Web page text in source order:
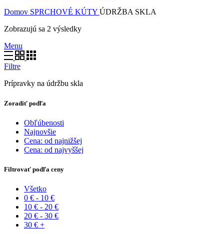
Domov SPRCHOVÉ KÚTY ÚDRŽBA SKLA
Zobrazujú sa 2 výsledky
Menu
Filtre
Prípravky na údržbu skla
Zoradiť podľa
Obľúbenosti
Najnovšie
Cena: od najnižšej
Cena: od najvyššej
Filtrovať podľa ceny
Všetko
0 € - 10 €
10 € - 20 €
20 € - 30 €
30 € +